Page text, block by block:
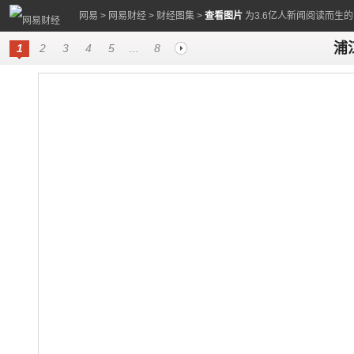
网易 > 网易财经 > 财经图集 > 查看图片 为3.6亿人新闻阅读而生
1 2 3 4 5 8 浦